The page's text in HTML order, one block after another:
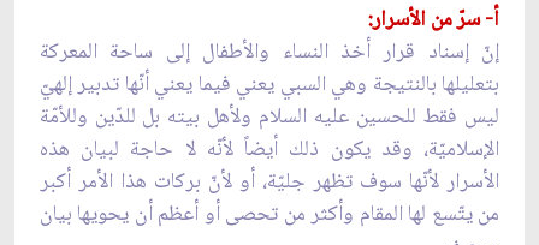
أ- سرّ من الأسرار:
إنّ إسناد قرار أخذ النساء والأطفال إلى ساحة المعركة
بتعليلها بالنتيجة وهي السبي يعني فيما يعني أنّها تدبير إلهيّ
ليس فقط للحسين عليه السلام ولأهل بيته بل للدّين وللأمّة
الإسلاميّة، وقد يكون ذلك أيضاً لأنّه لا حاجة لبيان هذه
الأسرار لأنّها سوف تظهر جليّة، أو لأنّ بركات هذا الأمر أكبر
من يتّسع لها المقام وأكثر من تحصى أو أعظم أن يحويها بيان